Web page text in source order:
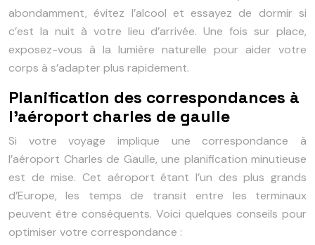
abondamment, évitez l’alcool et essayez de dormir si
c’est la nuit à votre lieu d’arrivée. Une fois sur place,
exposez-vous à la lumière naturelle pour aider votre
corps à s’adapter plus rapidement.
Planification des correspondances à
l’aéroport charles de gaulle
Si votre voyage implique une correspondance à
l’aéroport Charles de Gaulle, une planification minutieuse
est de mise. Cet aéroport étant l’un des plus grands
d’Europe, les temps de transit entre les terminaux
peuvent être conséquents. Voici quelques conseils pour
optimiser votre correspondance :